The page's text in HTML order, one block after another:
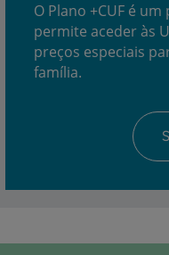
O Plano +CUF é
permite aceder às
preços especiais
família.